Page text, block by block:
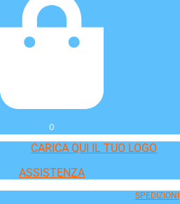
0
CARICA QUI IL TUO LOGO
ASSISTENZA
SPEDIZIONI